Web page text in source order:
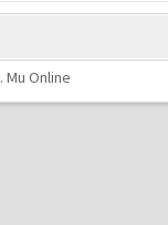
. Mu Online